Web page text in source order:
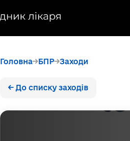
Головна БПР Заходи
← До списку заходів